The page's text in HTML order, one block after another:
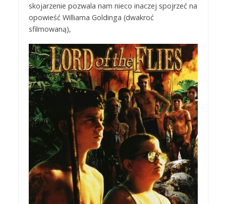
skojarzenie pozwala nam nieco inaczej spojrzeć na
opowieść Williama Goldinga (dwakroć
sfilmowaną),